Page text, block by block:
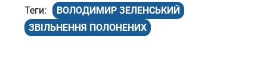
ВОЛОДИМИР ЗЕЛЕНСЬКИЙ
ЗВІЛЬНЕННЯ ПОЛОНЕНИХ